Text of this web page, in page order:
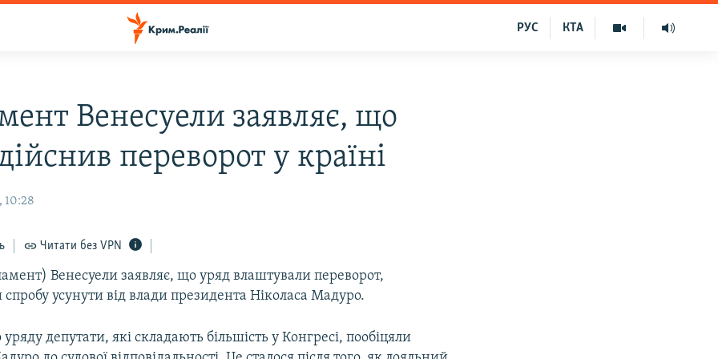
КТА
РУС
Венесуели заявляє, що
переворот у країні
10:28
Читати без VPN
Венесуели заявляє, що уряд влаштували переворот,
усунути від влади президента Ніколаса Мадуро.
депутати, які складають більшість у Конгресі, пообіцяли